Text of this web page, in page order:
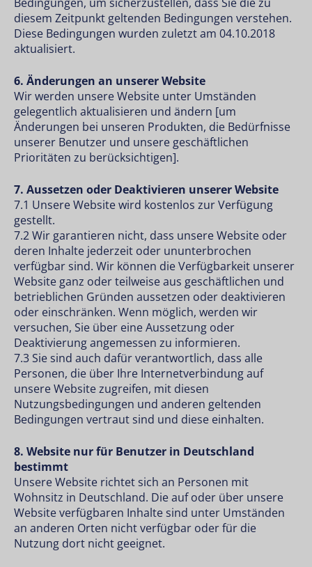
diesem Zeitpunkt geltenden Bedingungen verstehen.
Diese Bedingungen wurden zuletzt am 04.10.2018
aktualisiert.
6. Änderungen an unserer Website
Wir werden unsere Website unter Umständen
gelegentlich aktualisieren und ändern [um
Änderungen bei unseren Produkten, die Bedürfnisse
unserer Benutzer und unsere geschäftlichen
Prioritäten zu berücksichtigen].
7. Aussetzen oder Deaktivieren unserer Website
7.1 Unsere Website wird kostenlos zur Verfügung
gestellt.
7.2 Wir garantieren nicht, dass unsere Website oder
deren Inhalte jederzeit oder ununterbrochen
verfügbar sind. Wir können die Verfügbarkeit unserer
Website ganz oder teilweise aus geschäftlichen und
betrieblichen Gründen aussetzen oder deaktivieren
oder einschränken. Wenn möglich, werden wir
versuchen, Sie über eine Aussetzung oder
Deaktivierung angemessen zu informieren.
7.3 Sie sind auch dafür verantwortlich, dass alle
Personen, die über Ihre Internetverbindung auf
unsere Website zugreifen, mit diesen
Nutzungsbedingungen und anderen geltenden
Bedingungen vertraut sind und diese einhalten.
8. Website nur für Benutzer in Deutschland
bestimmt
Unsere Website richtet sich an Personen mit
Wohnsitz in Deutschland. Die auf oder über unsere
Website verfügbaren Inhalte sind unter Umständen
an anderen Orten nicht verfügbar oder für die
Nutzung dort nicht geeignet.